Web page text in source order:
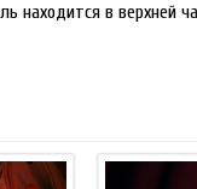
находится в верхней